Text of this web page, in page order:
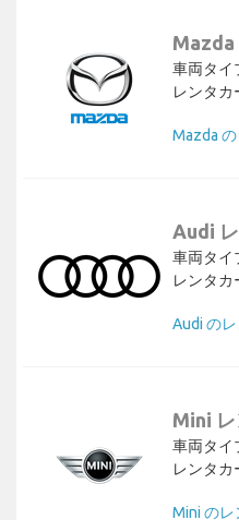
Mazda
車両タイ
レンタカ
Mazda
Audi
車両タイ
レンタカ
Audi の
Mini
車両タイ
レンタカ
Mini のレ